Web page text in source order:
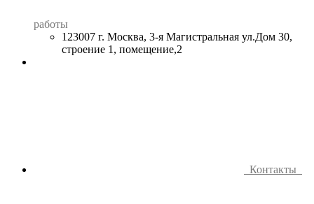
работы
123007 г. Москва, 3-я Магистральная ул.Дом 30,
строение 1, помещение,2
Контакты